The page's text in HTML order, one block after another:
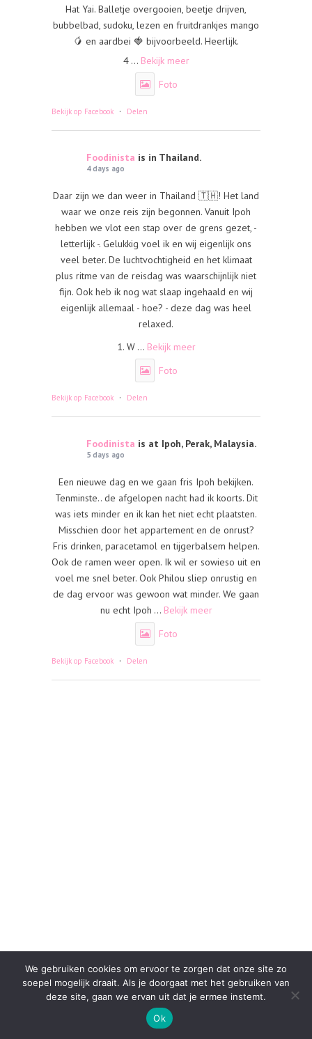
Hat Yai. Balletje overgooien, beetje drijven,
bubbelbad, sudoku, lezen en fruitdrankjes mango
🥭 en aardbei 🍓 bijvoorbeeld. Heerlijk.
4 ... Bekijk meer
Foto
Bekijk op Facebook · Delen
Foodinista is in Thailand.
4 days ago
Daar zijn we dan weer in Thailand 🇹🇭! Het land
waar we onze reis zijn begonnen. Vanuit Ipoh
hebben we vlot een stap over de grens gezet, -
letterlijk -. Gelukkig voel ik en wij eigenlijk ons
veel beter. De luchtvochtigheid en het klimaat
plus ritme van de reisdag was waarschijnlijk niet
fijn. Ook heb ik nog wat slaap ingehaald en wij
eigenlijk allemaal - hoe? - deze dag was heel
relaxed.
1. W ... Bekijk meer
Foto
Bekijk op Facebook · Delen
Foodinista is at Ipoh, Perak, Malaysia.
5 days ago
Een nieuwe dag en we gaan fris Ipoh bekijken.
Tenminste.. de afgelopen nacht had ik koorts. Dit
was iets minder en ik kan het niet echt plaatsten.
Misschien door het appartement en de onrust?
Fris drinken, paracetamol en tijgerbalsem helpen.
Ook de ramen weer open. Ik wil er sowieso uit en
voel me snel beter. Ook Philou sliep onrustig en
de dag ervoor was gewoon wat minder. We gaan
nu echt Ipoh ... Bekijk meer
Foto
Bekijk op Facebook · Delen
We gebruiken cookies om ervoor te zorgen dat onze site zo
soepel mogelijk draait. Als je doorgaat met het gebruiken van
deze site, gaan we ervan uit dat je ermee instemt.
Ok